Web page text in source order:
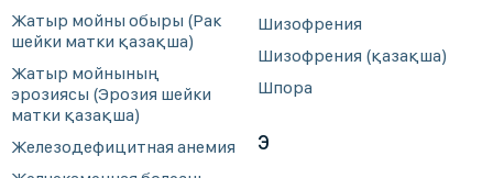
Жатыр мойны обыры (Рак
шейки матки қазақша)
Жатыр мойнының
эрозиясы (Эрозия шейки
матки қазақша)
Железодефицитная анемия
Шизофрения
Шизофрения (қазақша)
Шпора
Э